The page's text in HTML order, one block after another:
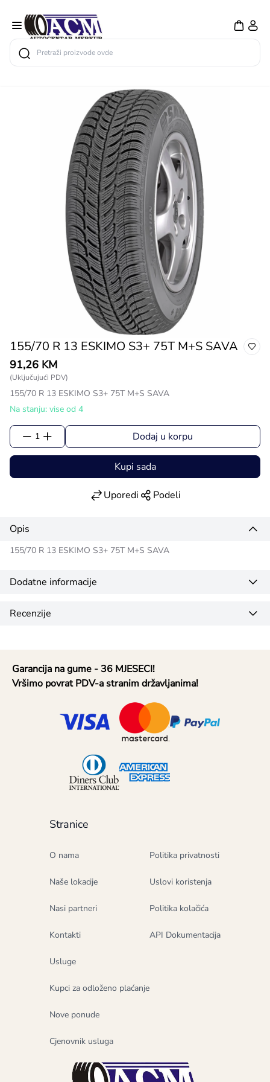
Search
155/70 R 13 ESKIMO S3+ 75T M+S SAVA
91,26 KM
(Uključujući PDV)
155/70 R 13 ESKIMO S3+ 75T M+S SAVA
Na stanju: vise od 4
1 Dodaj u korpu
Kupi sada
Uporedi Podeli
Opis
155/70 R 13 ESKIMO S3+ 75T M+S SAVA
Dodatne informacije
Recenzije
Stranice
O nama
Naše lokacije
Nasi partneri
Kontakti
Usluge
Kupci za odloženo plaćanje
Nove ponude
Cjenovnik usluga
Politika privatnosti
Uslovi koristenja
Politika kolačića
API Dokumentacija
Garancija na gume - 36 MJESECI!
Vršimo povrat PDV-a stranim državljanima!